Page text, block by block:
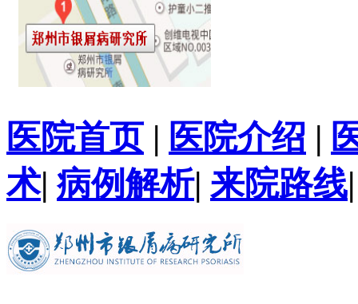
医院首页| 医院介绍 |
术| 病例解析| 来院路线